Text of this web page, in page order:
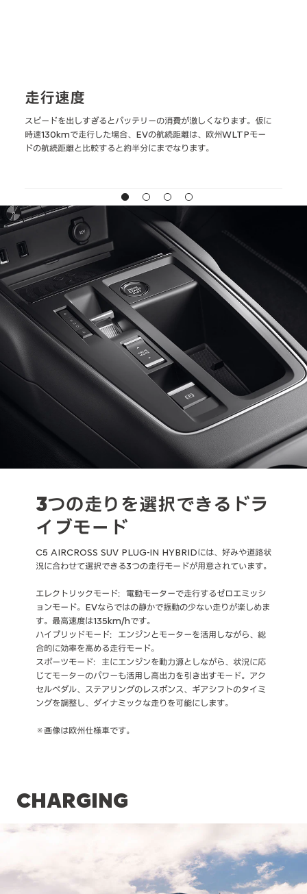
走行速度
スピードを出しすぎるとバッテリーの消費が激しくなります。仮に
時速130kmで走行した場合、EVの航続距離は、欧州WLTPモー
ドの航続距離と比較すると約半分にまでなります。
3つの走りを選択できるドラ
イブモード
C5 AIRCROSS SUV PLUG-IN HYBRIDには、好みや道路状
況に合わせて選択できる3つの走行モードが用意されています。
エレクトリックモード：電動モーターで走行するゼロエミッシ
ョンモード。EVならではの静かで振動の少ない走りが楽しめま
す。最高速度は135km/hです。
ハイブリッドモード：エンジンとモーターを活用しながら、総
合的に効率を高める走行モード。
スポーツモード：主にエンジンを動力源としながら、状況に応
じてモーターのパワーも活用し高出力を引き出すモード。アク
セルペダル、ステアリングのレスポンス、ギアシフトのタイミ
ングを調整し、ダイナミックな走りを可能にします。
※画像は欧州仕様車です。
CHARGING